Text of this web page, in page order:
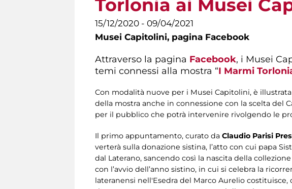
Torlonia ai Musei
15/12/2020 - 09/04/2021
Musei Capitolini, pagina Facebook
Attraverso la pagina Facebook, i Musei
temi connessi alla mostra “I Marmi
Con modalità nuove per i Musei Capitolini, è
della mostra anche in connessione con la scelta del
per il pubblico che potrà intervenire rivolgendo le
Il primo appuntamento, curato da Claudio Parisi
verterà sulla donazione sistina, l’atto con cui papa
dal Laterano, sancendo così la nascita della
con l’avvio dell’anno sistino, in cui si celebra la
lateranensi nell'Esedra del Marco Aurelio